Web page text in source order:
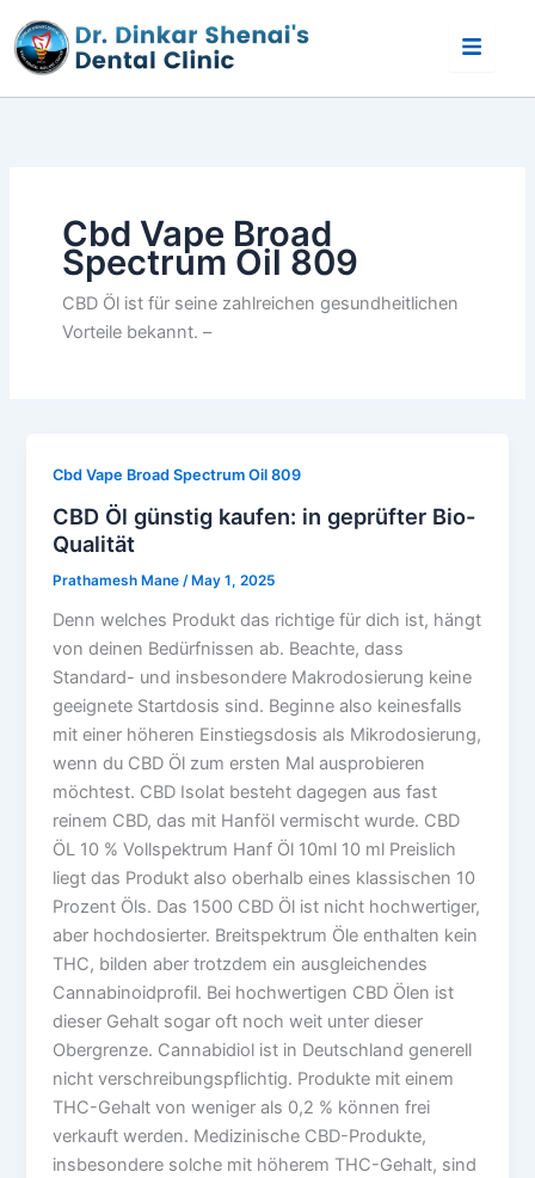
to
content
Cbd Vape Broad
Spectrum Oil 809
CBD Öl ist für seine zahlreichen gesundheitlichen
Vorteile bekannt. –
Cbd Vape Broad Spectrum Oil 809
CBD Öl günstig kaufen: in geprüfter Bio-
Qualität
Prathamesh Mane/ May 1, 2025
Denn welches Produkt das richtige für dich ist, hängt
von deinen Bedürfnissen ab. Beachte, dass
Standard- und insbesondere Makrodosierung keine
geeignete Startdosis sind. Beginne also keinesfalls
mit einer höheren Einstiegsdosis als Mikrodosierung,
wenn du CBD Öl zum ersten Mal ausprobieren
möchtest. CBD Isolat besteht dagegen aus fast
reinem CBD, das mit Hanföl vermischt wurde. CBD
ÖL 10 % Vollspektrum Hanf Öl 10ml 10 ml Preislich
liegt das Produkt also oberhalb eines klassischen 10
Prozent Öls. Das 1500 CBD Öl ist nicht hochwertiger,
aber hochdosierter. Breitspektrum Öle enthalten kein
THC, bilden aber trotzdem ein ausgleichendes
Cannabinoidprofil. Bei hochwertigen CBD Ölen ist
dieser Gehalt sogar oft noch weit unter dieser
Obergrenze. Cannabidiol ist in Deutschland generell
nicht verschreibungspflichtig. Produkte mit einem
THC-Gehalt von weniger als 0,2 % können frei
verkauft werden. Medizinische CBD-Produkte,
insbesondere solche mit höherem THC-Gehalt, sind